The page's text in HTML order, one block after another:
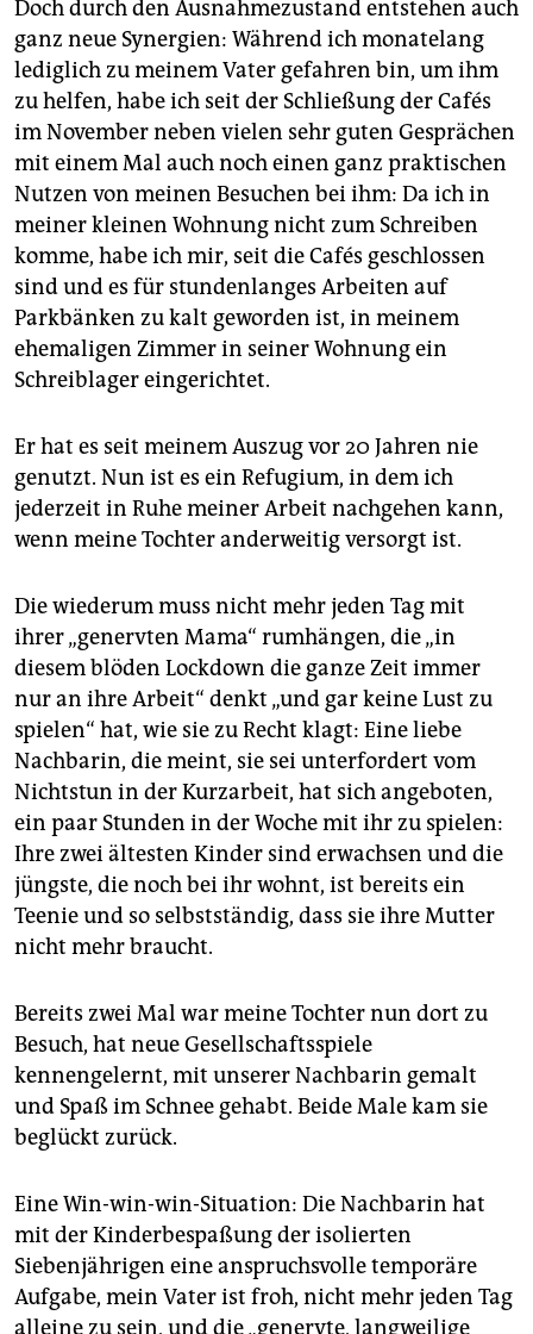
Doch durch den Ausnahmezustand entstehen auch
ganz neue Synergien: Während ich monatelang
lediglich zu meinem Vater gefahren bin, um ihm
zu helfen, habe ich seit der Schließung der Cafés
im November neben vielen sehr guten Gesprächen
mit einem Mal auch noch einen ganz praktischen
Nutzen von meinen Besuchen bei ihm: Da ich in
meiner kleinen Wohnung nicht zum Schreiben
komme, habe ich mir, seit die Cafés geschlossen
sind und es für stundenlanges Arbeiten auf
Parkbänken zu kalt geworden ist, in meinem
ehemaligen Zimmer in seiner Wohnung ein
Schreiblager eingerichtet.
Er hat es seit meinem Auszug vor 20 Jahren nie
genutzt. Nun ist es ein Refugium, in dem ich
jederzeit in Ruhe meiner Arbeit nachgehen kann,
wenn meine Tochter anderweitig versorgt ist.
Die wiederum muss nicht mehr jeden Tag mit
ihrer „genervten Mama“ rumhängen, die „in
diesem blöden Lockdown die ganze Zeit immer
nur an ihre Arbeit“ denkt „und gar keine Lust zu
spielen“ hat, wie sie zu Recht klagt: Eine liebe
Nachbarin, die meint, sie sei unterfordert vom
Nichtstun in der Kurzarbeit, hat sich angeboten,
ein paar Stunden in der Woche mit ihr zu spielen:
Ihre zwei ältesten Kinder sind erwachsen und die
jüngste, die noch bei ihr wohnt, ist bereits ein
Teenie und so selbstständig, dass sie ihre Mutter
nicht mehr braucht.
Bereits zwei Mal war meine Tochter nun dort zu
Besuch, hat neue Gesellschaftsspiele
kennengelernt, mit unserer Nachbarin gemalt
und Spaß im Schnee gehabt. Beide Male kam sie
beglückt zurück.
Eine Win-win-win-Situation: Die Nachbarin hat
mit der Kinderbespaßung der isolierten
Siebenjährigen eine anspruchsvolle temporäre
Aufgabe, mein Vater ist froh, nicht mehr jeden Tag
alleine zu sein, und die „genervte, langweilige